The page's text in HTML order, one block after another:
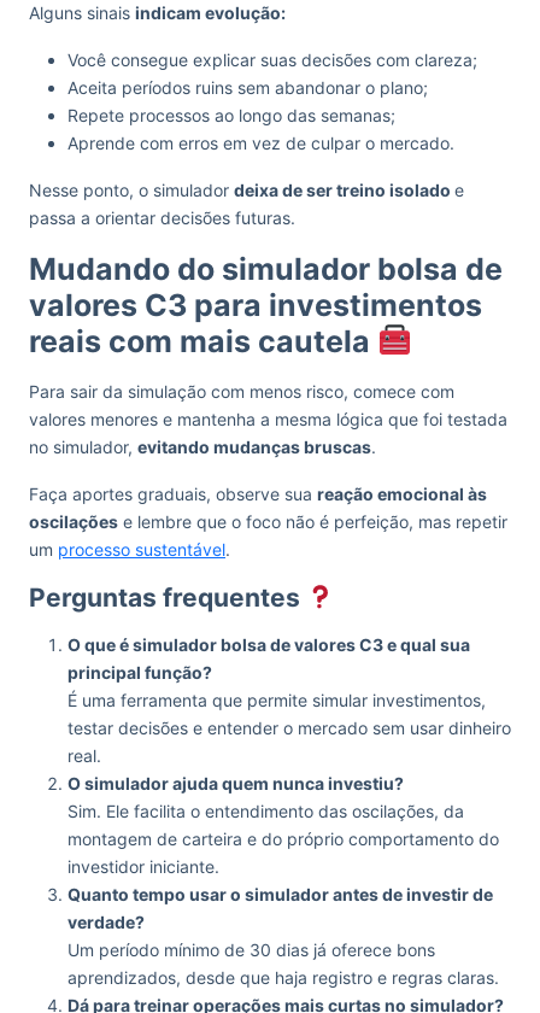
Alguns sinais indicam evolução:
Você consegue explicar suas decisões com clareza;
Aceita períodos ruins sem abandonar o plano;
Repete processos ao longo das semanas;
Aprende com erros em vez de culpar o mercado.
Nesse ponto, o simulador deixa de ser treino isolado e
passa a orientar decisões futuras.
Mudando do simulador bolsa de
valores C3 para investimentos
reais com mais cautela
Para sair da simulação com menos risco, comece com
valores menores e mantenha a mesma lógica que foi testada
no simulador, evitando mudanças bruscas.
Faça aportes graduais, observe sua reação emocional às
oscilações e lembre que o foco não é perfeição, mas repetir
um processo sustentável.
Perguntas frequentes
O que é simulador bolsa de valores C3 e qual sua
principal função?
É uma ferramenta que permite simular investimentos,
testar decisões e entender o mercado sem usar dinheiro
real.
O simulador ajuda quem nunca investiu?
Sim. Ele facilita o entendimento das oscilações, da
montagem de carteira e do próprio comportamento do
investidor iniciante.
Quanto tempo usar o simulador antes de investir de
verdade?
Um período mínimo de 30 dias já oferece bons
aprendizados, desde que haja registro e regras claras.
Dá para treinar operações mais curtas no simulador?